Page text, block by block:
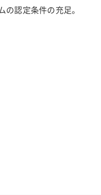
認定条件の充足。